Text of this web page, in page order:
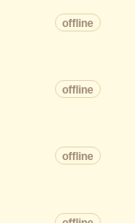
offline
offline
offline